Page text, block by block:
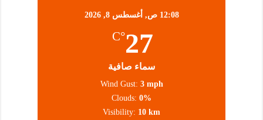
12:08 ص, أغسطس 8, 2026
27
°C
سماء صافية
Wind Gust: 3 mph
Clouds: 0%
Visibility: 10 km